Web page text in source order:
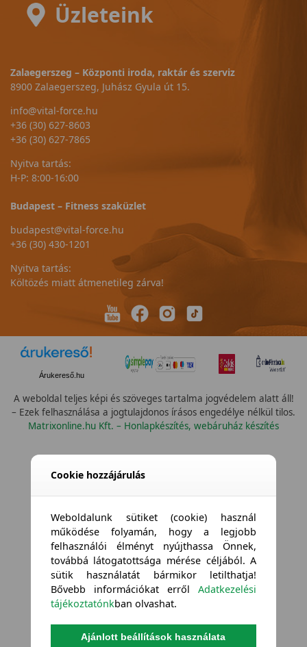
Üzleteink
Zalaegerszeg – Központi iroda, raktár és szerviz
8900 Zalaegerszeg, Juhász Gyula út 15.
info@vital-force.hu
+36 (30) 627-8603
+36 (30) 627-7865
Nyitva tartás:
H-P: 8:00-16:00
Budapest – Fitness szaküzlet
budapest@vital-force.hu
+36 (30) 430-1201
Nyitva tartás:
Költözés miatt átmenetileg zárva!
Árukereső.hu
A weboldal teljes képi és szöveges tartalma jogvédelem alatt áll!
– Ezek felhasználása a jogtulajdonos írásos engedélye nélkül tilos.
Matrixonline.hu Kft. – Honlapkészítés, webáruház készítés
Cookie hozzájárulás
Weboldalunk sütiket (cookie) használ
működése folyamán, hogy a legjobb
felhasználói élményt nyújthassa Önnek,
továbbá látogatottsága mérése céljából. A
sütik használatát bármikor letilthatja!
Bővebb információkat errőlAdatkezelési
tájékoztatónkban olvashat.
Ajánlott beállítások használata